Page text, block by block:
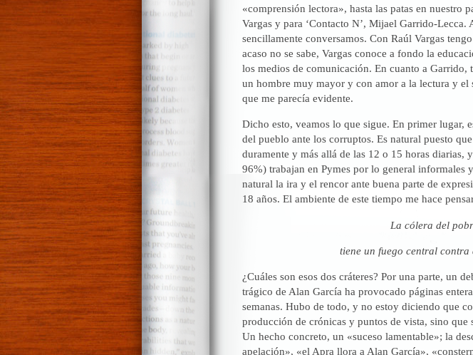
«comprensión lectora», hasta las patas en nuestro
Vargas y para ‘Contacto N’, Mijael Garrido-Lecca.
sencillamente conversamos. Con Raúl Vargas
acaso no se sabe, Vargas conoce a fondo la
los medios de comunicación. En cuanto a Garrido,
un hombre muy mayor y con amor a la lectura y
que me parecía evidente.
Dicho esto, veamos lo que sigue. En primer lugar,
del pueblo ante los corruptos. Es natural puesto
duramente y más allá de las 12 o 15 horas diarias,
96%) trabajan en Pymes por lo general informales
natural la ira y el rencor ante buena parte de
18 años. El ambiente de este tiempo me hace
La cólera del
tiene un fuego central contra
¿Cuáles son esos dos cráteres? Por una parte, un
trágico de Alan García ha provocado páginas
semanas. Hubo de todo, y no estoy diciendo que
producción de crónicas y puntos de vista, sino que
Un hecho concreto, un «suceso lamentable»; la
apelación», «el Apra llora a Alan García»,